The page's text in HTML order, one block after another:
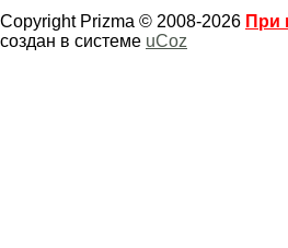
Copyright Prizma © 2008-2026 При
создан в системе uCoz